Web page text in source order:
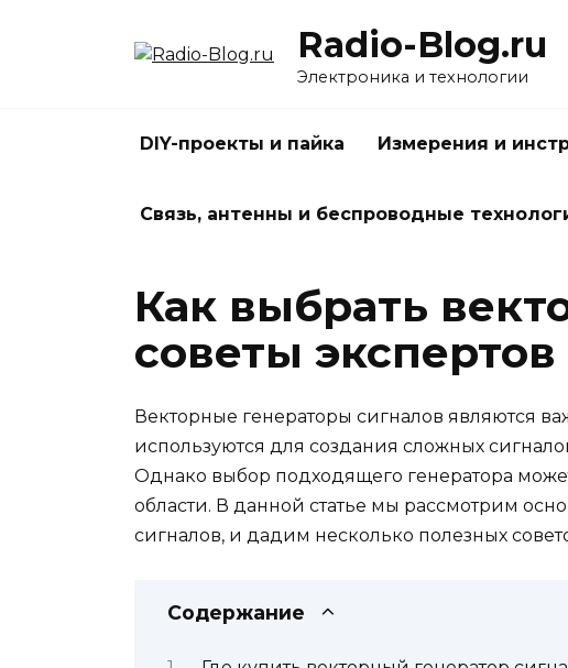
Radio-Blog.ru
Электроника и технологии
DIY-проекты и пайка Измерения и
Связь, антенны и беспроводные
Как выбрать
советы экспертов
Векторные генераторы сигналов являются
используются для создания сложных
Однако выбор подходящего генератора
области. В данной статье мы рассмотрим
сигналов, и дадим несколько полезных
Содержание